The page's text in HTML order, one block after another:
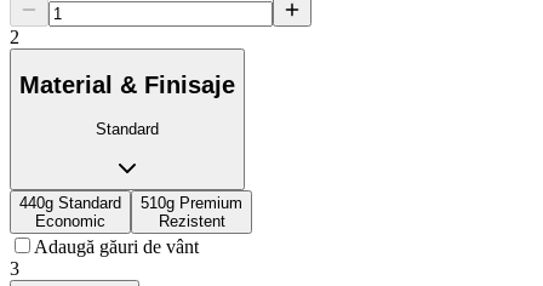
2
Material & Finisaje
Standard
440g Standard
Economic
510g Premium
Rezistent
Adaugă găuri de vânt
3